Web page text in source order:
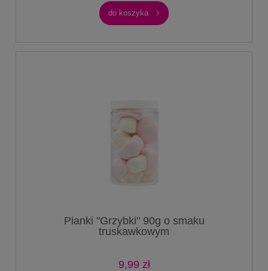
do koszyka
Pianki "Grzybki" 90g o smaku
truskawkowym
9,99 zł